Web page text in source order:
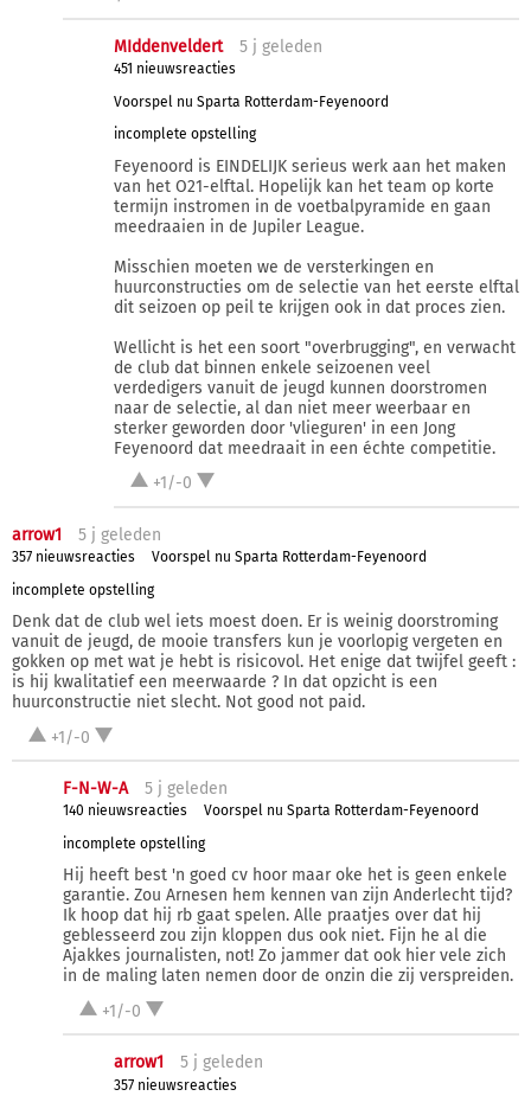
MIddenveldert 5 j geleden
451 nieuwsreacties
Voorspel nu Sparta Rotterdam-Feyenoord
incomplete opstelling
Feyenoord is EINDELIJK serieus werk aan het maken
van het O21-elftal. Hopelijk kan het team op korte
termijn instromen in de voetbalpyramide en gaan
meedraaien in de Jupiler League.
Misschien moeten we de versterkingen en
huurconstructies om de selectie van het eerste elftal
dit seizoen op peil te krijgen ook in dat proces zien.
Wellicht is het een soort "overbrugging", en verwacht
de club dat binnen enkele seizoenen veel
verdedigers vanuit de jeugd kunnen doorstromen
naar de selectie, al dan niet meer weerbaar en
sterker geworden door 'vlieguren' in een Jong
Feyenoord dat meedraait in een échte competitie.
+1/-0
arrow1 5 j geleden
357 nieuwsreacties
Voorspel nu Sparta Rotterdam-Feyenoord
incomplete opstelling
Denk dat de club wel iets moest doen. Er is weinig doorstroming
vanuit de jeugd, de mooie transfers kun je voorlopig vergeten en
gokken op met wat je hebt is risicovol. Het enige dat twijfel geeft :
is hij kwalitatief een meerwaarde ? In dat opzicht is een
huurconstructie niet slecht. Not good not paid.
+1/-0
F-N-W-A 5 j geleden
140 nieuwsreacties
Voorspel nu Sparta Rotterdam-Feyenoord
incomplete opstelling
Hij heeft best 'n goed cv hoor maar oke het is geen enkele
garantie. Zou Arnesen hem kennen van zijn Anderlecht tijd?
Ik hoop dat hij rb gaat spelen. Alle praatjes over dat hij
geblesseerd zou zijn kloppen dus ook niet. Fijn he al die
Ajakkes journalisten, not! Zo jammer dat ook hier vele zich
in de maling laten nemen door de onzin die zij verspreiden.
+1/-0
arrow1 5 j geleden
357 nieuwsreacties